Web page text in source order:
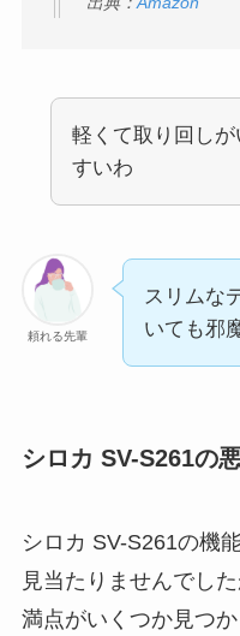
軽くて取り回し
すいわ
頼れる先輩
スリムな
いても邪
シロカ SV-S261の
シロカ SV-S261の機
見当たりませんでし
満点がいくつか見つか